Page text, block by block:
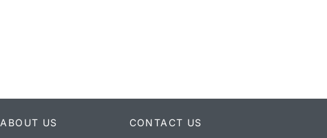
ABOUT US CONTACT US